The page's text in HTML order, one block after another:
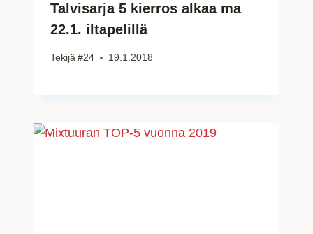
Talvisarja 5 kierros alkaa ma
22.1. iltapelillä
Tekijä#24 19.1.2018